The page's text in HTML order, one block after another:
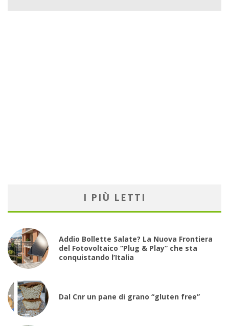
I PIÙ LETTI
Addio Bollette Salate? La Nuova Frontiera
del Fotovoltaico “Plug & Play” che sta
conquistando l’Italia
Dal Cnr un pane di grano “gluten free”